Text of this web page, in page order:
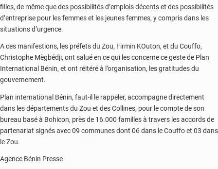
filles, de même que des possibilités d’emplois décents et des possibilités
d’entreprise pour les femmes et les jeunes femmes, y compris dans les
situations d’urgence.
A ces manifestions, les préfets du Zou, Firmin KOuton, et du Couffo,
Christophe Mègbédji, ont salué en ce qui les concerne ce geste de Plan
International Bénin, et ont réitéré à l’organisation, les gratitudes du
gouvernement.
Plan international Bénin, faut-il le rappeler, accompagne directement
dans les départements du Zou et des Collines, pour le compte de son
bureau basé à Bohicon, près de 16.000 familles à travers les accords de
partenariat signés avec 09 communes dont 06 dans le Couffo et 03 dans
le Zou.
Agence Bénin Presse